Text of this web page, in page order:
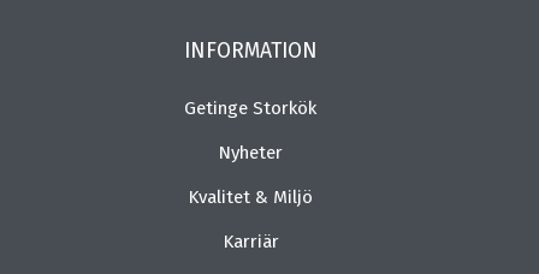
INFORMATION
Getinge Storkök
Nyheter
Kvalitet & Miljö
Karriär